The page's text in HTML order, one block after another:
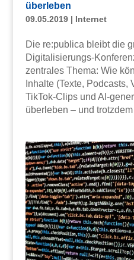
überleben
09.05.2019| Internet
Die re:publica bleibt die
Digitalisierungs-
zentrales Thema: Wie
Inhalte (Texte, Podcasts,
TikTok-Clips und AI-
überleben – und